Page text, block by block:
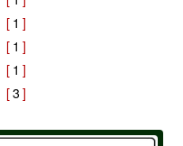
[ 1 ]
[ 1 ]
[ 1 ]
[3 ]